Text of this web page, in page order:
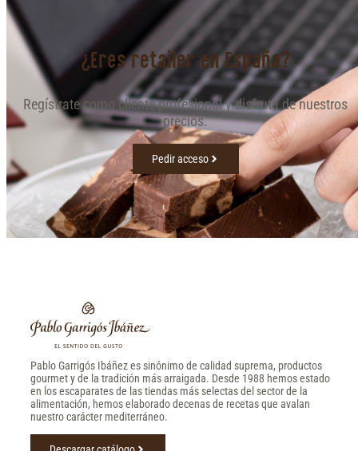
¿Eres retailer en España?
Regístrate como cliente profesional y disfruta de nuestros
precios.
Pedir acceso
Pablo Garrigós Ibáñez es sinónimo de calidad suprema, productos
gourmet y de la tradición más arraigada. Desde 1988 hemos estado
en los escaparates de las tiendas más selectas del sector de la
alimentación, hemos elaborado decenas de recetas que avalan
nuestro carácter mediterráneo.